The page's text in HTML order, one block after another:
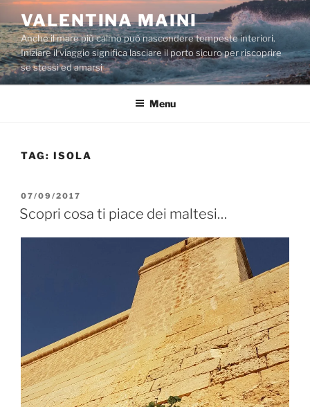
Salta
al
contenuto
VALENTINA MAINI
Anche il mare più calmo può nascondere tempeste interiori.
Iniziare il viaggio significa lasciare il porto sicuro per riscoprire
se stessi ed amarsi
Menu
TAG: ISOLA
PUBBLICATO
IL
07/09/2017
Scopri cosa ti piace dei maltesi…